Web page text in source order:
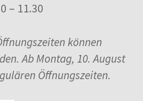
– 11.30
können
Ab Montag, 10. August
Öffnungszeiten.